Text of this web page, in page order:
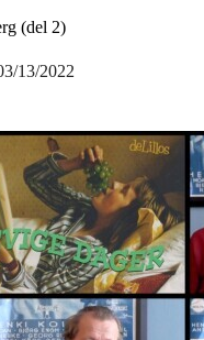
(del 2)
13/2022